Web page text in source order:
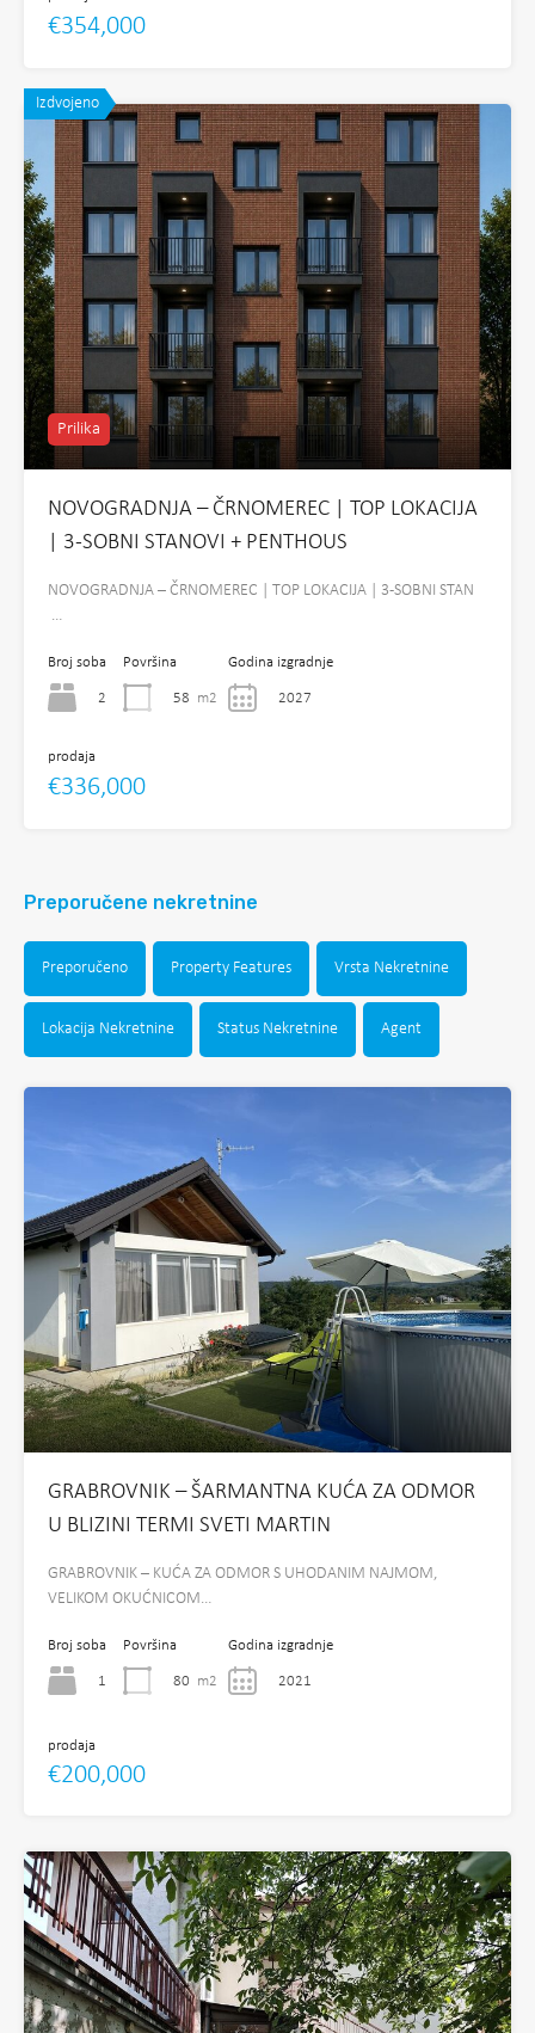
€354,000
Izdvojeno
Prilika
NOVOGRADNJA – ČRNOMEREC | TOP LOKACIJA
| 3-SOBNI STANOVI + PENTHOUS
NOVOGRADNJA – ČRNOMEREC | TOP LOKACIJA | 3-SOBNI STAN
…
Broj soba
2
Površina
58 m2
Godina izgradnje
2027
prodaja
€336,000
Preporučene nekretnine
Preporučeno Property Features Vrsta Nekretnine
Lokacija Nekretnine Status Nekretnine Agent
GRABROVNIK – ŠARMANTNA KUĆA ZA ODMOR
U BLIZINI TERMI SVETI MARTIN
GRABROVNIK – KUĆA ZA ODMOR S UHODANIM NAJMOM,
VELIKOM OKUĆNICOM…
Broj soba
1
Površina
80 m2
Godina izgradnje
2021
prodaja
€200,000